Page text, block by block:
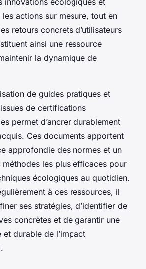
actions sur mesure, tout en
retours concrets d’utilisateurs
ainsi une ressource
la dynamique de
de guides pratiques et
de certifications
permet d’ancrer durablement
Ces documents apportent
approfondie des normes et un
méthodes les plus efficaces pour
écologiques au quotidien.
à ces ressources, il
ses stratégies, d’identifier de
concrètes et de garantir une
durable de l’impact